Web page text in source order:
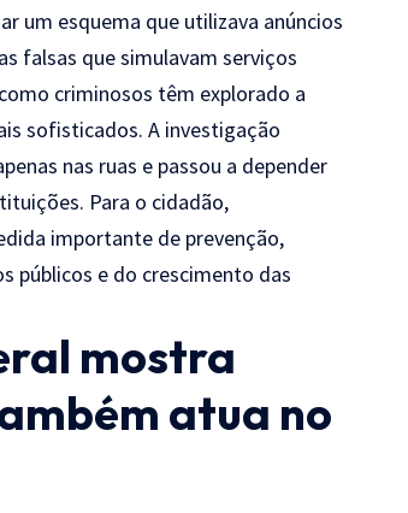
um esquema que utilizava anúncios
falsas que simulavam serviços
criminosos têm explorado a
sofisticados. A investigação
nas ruas e passou a depender
Para o cidadão,
importante de prevenção,
públicos e do crescimento das
mostra
atua no